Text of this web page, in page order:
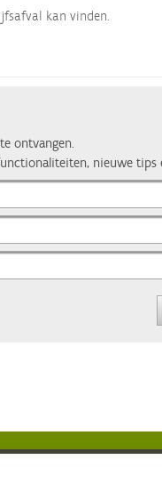
kan vinden.
ontvangen.
nieuwe tips